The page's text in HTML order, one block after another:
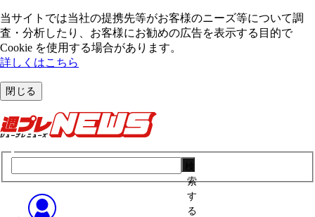
当サイトでは当社の提携先等がお客様のニーズ等について調
査・分析したり、お客様にお勧めの広告を表⽰する⽬的で
Cookie を使⽤する場合があります。
詳しくはこちら
閉じる
索
す
る